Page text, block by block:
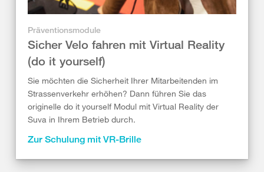
Präventionsmodule
Sicher Velo fahren mit Virtual Reality
(do it yourself)
Sie möchten die Sicherheit Ihrer Mitarbeitenden im
Strassenverkehr erhöhen? Dann führen Sie das
originelle do it yourself Modul mit Virtual Reality der
Suva in Ihrem Betrieb durch.
Zur Schulung mit VR-Brille